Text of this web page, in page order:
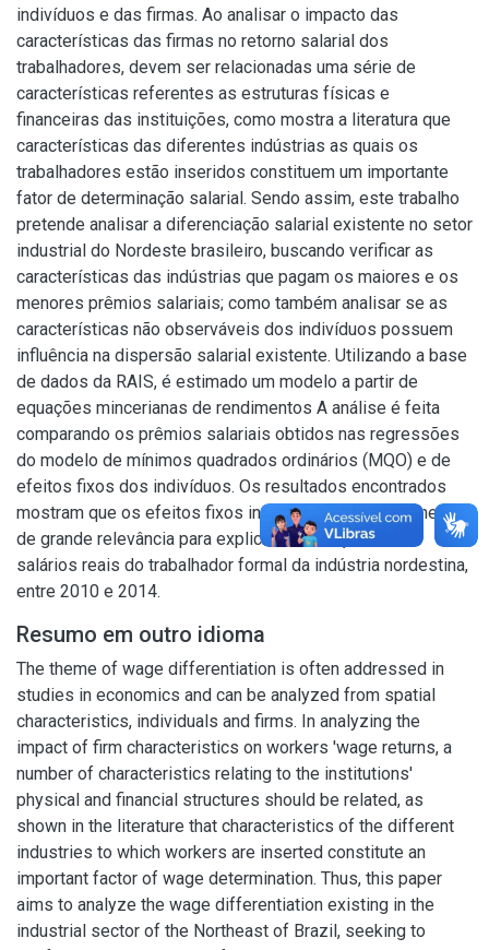
indivíduos e das firmas. Ao analisar o impacto das
características das firmas no retorno salarial dos
trabalhadores, devem ser relacionadas uma série de
características referentes as estruturas físicas e
financeiras das instituições, como mostra a literatura que
características das diferentes indústrias as quais os
trabalhadores estão inseridos constituem um importante
fator de determinação salarial. Sendo assim, este trabalho
pretende analisar a diferenciação salarial existente no setor
industrial do Nordeste brasileiro, buscando verificar as
características das indústrias que pagam os maiores e os
menores prêmios salariais; como também analisar se as
características não observáveis dos indivíduos possuem
influência na dispersão salarial existente. Utilizando a base
de dados da RAIS, é estimado um modelo a partir de
equações mincerianas de rendimentos A análise é feita
comparando os prêmios salariais obtidos nas regressões
do modelo de mínimos quadrados ordinários (MQO) e de
efeitos fixos dos indivíduos. Os resultados encontrados
mostram que os efeitos fixos individuais são componentes
de grande relevância para explicar as variações dos
salários reais do trabalhador formal da indústria nordestina,
entre 2010 e 2014.
Resumo em outro idioma
The theme of wage differentiation is often addressed in
studies in economics and can be analyzed from spatial
characteristics, individuals and firms. In analyzing the
impact of firm characteristics on workers 'wage returns, a
number of characteristics relating to the institutions'
physical and financial structures should be related, as
shown in the literature that characteristics of the different
industries to which workers are inserted constitute an
important factor of wage determination. Thus, this paper
aims to analyze the wage differentiation existing in the
industrial sector of the Northeast of Brazil, seeking to